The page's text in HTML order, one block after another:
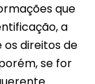
que
a
os direitos de
se for